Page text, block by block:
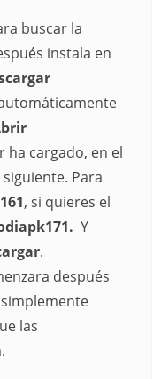
buscar la
instala en
ha cargado, en el
Para
, si quieres el
Y
.
después
las